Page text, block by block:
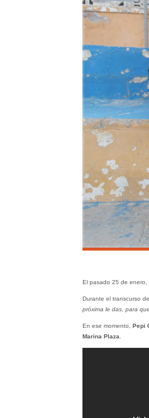
El pasado 25 de enero,
Durante el transcurso
próxima le das, para
En ese momento, Pepi
Marina Plaza